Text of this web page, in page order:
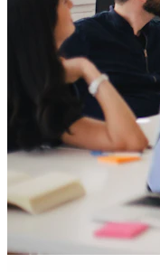
Come scrivere un
La struttura, gli errori da
primi 30 secondi di
LEGGI L'ARTICOLO